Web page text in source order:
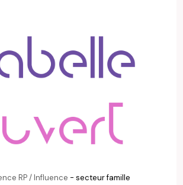
RP / Influence - secteur famille